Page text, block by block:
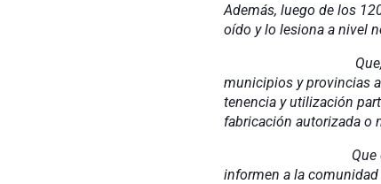
Además, luego de los
oído y lo lesiona a nivel
Que, en relación a
municipios y provincias
tenencia y utilización
fabricación autorizada o
Que es
informen a la